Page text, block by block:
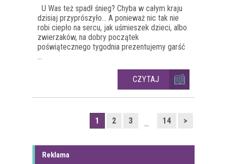
U Was też spadł śnieg? Chyba w całym kraju
dzisiaj przyprószyło... A ponieważ nic tak nie
robi ciepło na sercu, jak uśmieszek dzieci, albo
zwierzaków, na dobry początek
poświątecznego tygodnia prezentujemy garść
...
CZYTAJ
1 2 3 … 14 >
Reklama